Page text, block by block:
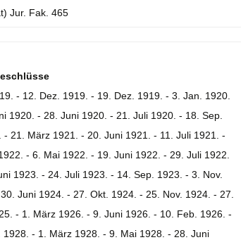
Jur. Fak. 465
- 12. Dez. 1919. - 19. Dez. 1919. - 3. Jan. 1920.
1920. - 28. Juni 1920. - 21. Juli 1920. - 18. Sep.
21. März 1921. - 20. Juni 1921. - 11. Juli 1921. -
- 6. Mai 1922. - 19. Juni 1922. - 29. Juli 1922.
1923. - 24. Juli 1923. - 14. Sep. 1923. - 3. Nov.
Juni 1924. - 27. Okt. 1924. - 25. Nov. 1924. - 27.
- 1. März 1926. - 9. Juni 1926. - 10. Feb. 1926. -
- 1. März 1928. - 9. Mai 1928. - 28. Juni